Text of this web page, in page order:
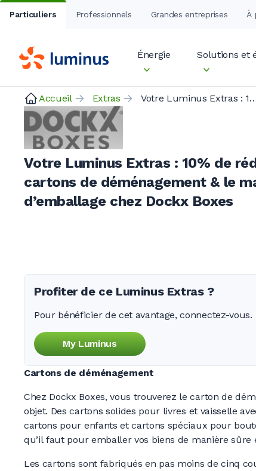
Particuliers Professionnels Grandes entreprises À
Énergie Solutions et
Accueil Extras Votre Luminus Extras : 10% de réduction sur les cartons de
Votre Luminus Extras : 10% de
cartons de déménagement & le
d’emballage chez Dockx Boxes
Profiter de ce Luminus Extras ?
Pour bénéficier de cet avantage, connectez-vous.
My Luminus
Cartons de déménagement
Chez Dockx Boxes, vous trouverez le carton de
objet. Des cartons solides pour livres et vaisselle
cartons pour enfants et cartons spéciaux pour
qu’il faut pour emballer vos biens de manière sûre
Les cartons sont fabriqués en pas moins de cinq